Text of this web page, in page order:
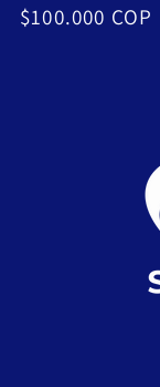
Precio
$100.000 COP